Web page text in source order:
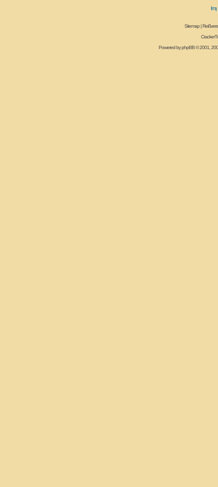
Sitemap|
Powered byphpBB© 2001,